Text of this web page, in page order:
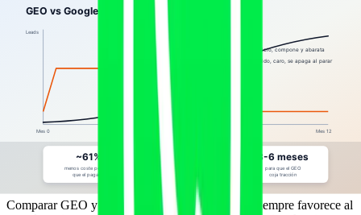
Siempre Convertir bien al visitante de alta intención que ya llega
Lo que no tiene sentido es lo más común: gastar todo el presupuesto
en Ads cada mes y no construir nunca el activo, condenándote a
pagar siempre el mismo alquiler. La inversión en contenido GEO es
lo que, con el tiempo, te libera del grifo. Esto enlaza con cómo se
diseña el
funnel de captación de leads con IA
en negocios fitness
Cómo medir la comparación de forma
honesta
Comparar GEO y Ads solo por "leads este mes" siempre favorece al